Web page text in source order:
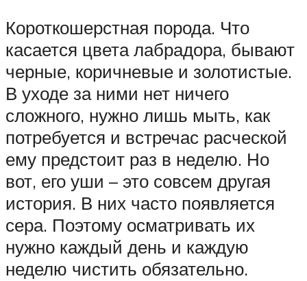
Короткошерстная порода. Что
касается цвета лабрадора, бывают
черные, коричневые и золотистые.
В уходе за ними нет ничего
сложного, нужно лишь мыть, как
потребуется и встречас расческой
ему предстоит раз в неделю. Но
вот, его уши – это совсем другая
история. В них часто появляется
сера. Поэтому осматривать их
нужно каждый день и каждую
неделю чистить обязательно.